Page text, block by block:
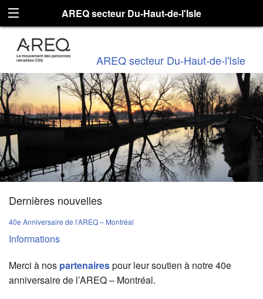
AREQ secteur Du-Haut-de-l'Isle
AREQ secteur Du-Haut-de-l'Isle
Dernières nouvelles
40e Anniversaire de l’AREQ – Montréal
Informations
Merci à nos partenairespour leur soutien à notre 40e
anniversaire de l’AREQ – Montréal.